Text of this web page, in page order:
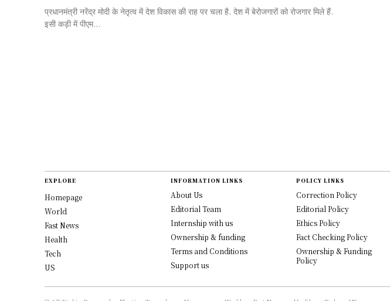
प्रधानमंत्री नरेंद्र मोदी के नेतृत्व में देश विकास की राह पर चला है. देश में बेरोजगारों को रोजगार मिले हैं.
इसी कड़ी में पीएम...
EXPLORE
Homepage
World
Fast News
Health
Tech
US
INFORMATION LINKS
About Us
Editorial Team
Internship with us
Ownership & funding
Terms and Conditions
Support us
POLICY LINKS
Correction Policy
Editorial Policy
Ethics Policy
Fact Checking Policy
Ownership & Funding
Policy